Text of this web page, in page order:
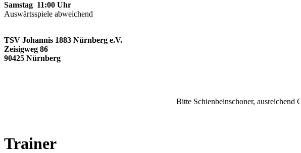
Samstag 11:00 Uhr
Auswärtsspiele abweichend
TSV Johannis 1883 Nürnberg e.V.
Zeisigweg 86
90425 Nürnberg
Bitte Schienbeinschoner, ausreichend
Trainer